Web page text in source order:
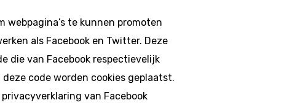
webpagina’s te kunnen promoten
als Facebook en Twitter. Deze
die van Facebook respectievelijk
code worden cookies geplaatst.
van Facebook